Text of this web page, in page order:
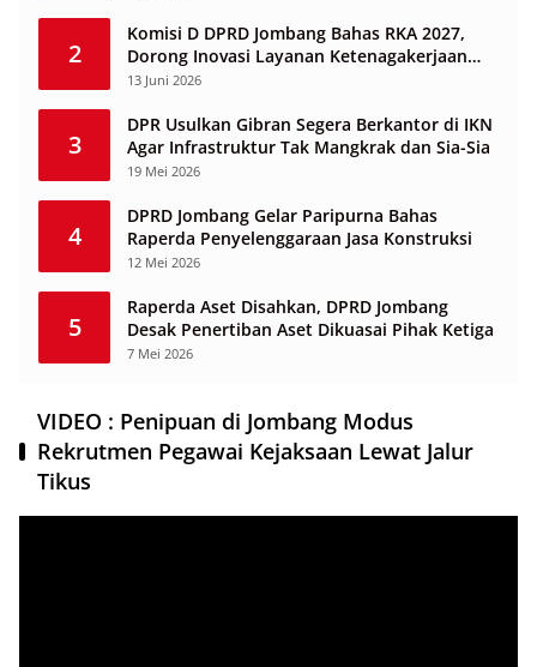
2
Komisi D DPRD Jombang Bahas RKA 2027,
Dorong Inovasi Layanan Ketenagakerjaan
Berbasis Desa
13 Juni 2026
3
DPR Usulkan Gibran Segera Berkantor di IKN
Agar Infrastruktur Tak Mangkrak dan Sia-Sia
19 Mei 2026
4
DPRD Jombang Gelar Paripurna Bahas
Raperda Penyelenggaraan Jasa Konstruksi
12 Mei 2026
5
Raperda Aset Disahkan, DPRD Jombang
Desak Penertiban Aset Dikuasai Pihak Ketiga
7 Mei 2026
VIDEO : Penipuan di Jombang Modus
Rekrutmen Pegawai Kejaksaan Lewat Jalur
Tikus